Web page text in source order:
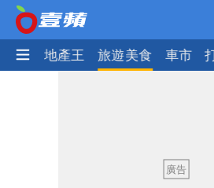
技 地產王 旅遊美食 車市
勝：時間久看出睿智
白海豚今下午2點半發